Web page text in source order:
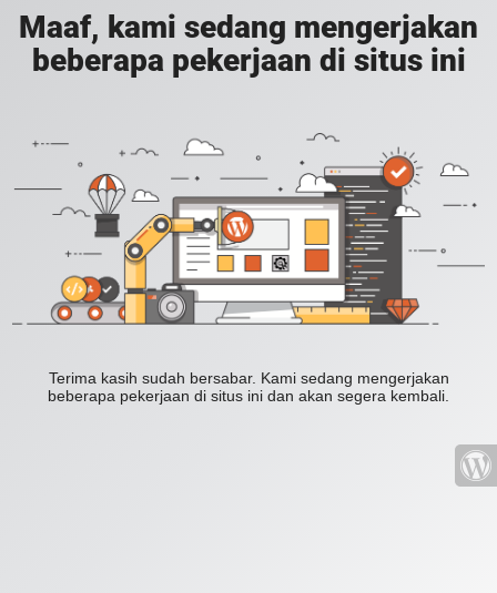
Maaf, kami sedang mengerjakan
beberapa pekerjaan di situs ini
Terima kasih sudah bersabar. Kami sedang mengerjakan
beberapa pekerjaan di situs ini dan akan segera kembali.